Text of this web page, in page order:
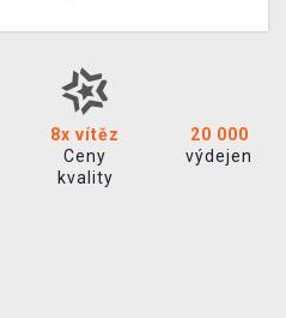
8x vítěz
Ceny
kvality
20 000
výdejen